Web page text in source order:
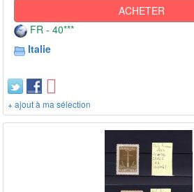
ACHETER
FR - 40***
Italie
+ ajout à ma sélection